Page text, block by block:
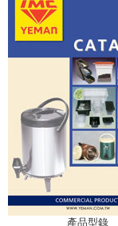
產品型錄